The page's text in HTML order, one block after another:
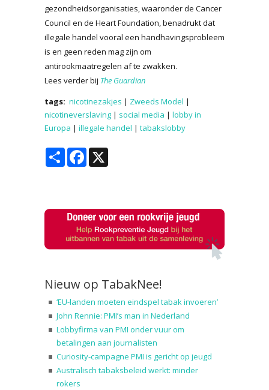
gezondheidsorganisaties, waaronder de Cancer
Council en de Heart Foundation, benadrukt dat
illegale handel vooral een handhavingsprobleem
is en geen reden mag zijn om
antirookmaatregelen af te zwakken.
Lees verder bij The Guardian
tags: nicotinezakjes | Zweeds Model |
nicotineverslaving | social media | lobby in
Europa | illegale handel | tabakslobby
Share Facebook
Nieuw op TabakNee!
‘EU-landen moeten eindspel tabak invoeren’
John Rennie: PMI’s man in Nederland
Lobbyfirma van PMI onder vuur om
betalingen aan journalisten
Curiosity-campagne PMI is gericht op jeugd
Australisch tabaksbeleid werkt: minder
rokers